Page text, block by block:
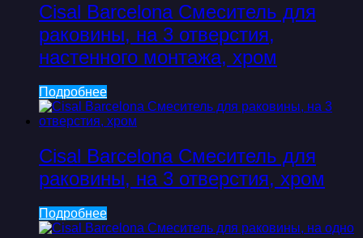
Cisal Barcelona Смеситель для
раковины, на 3 отверстия,
настенного монтажа, хром
Подробнее
Cisal Barcelona Смеситель для
раковины, на 3 отверстия, хром
Подробнее